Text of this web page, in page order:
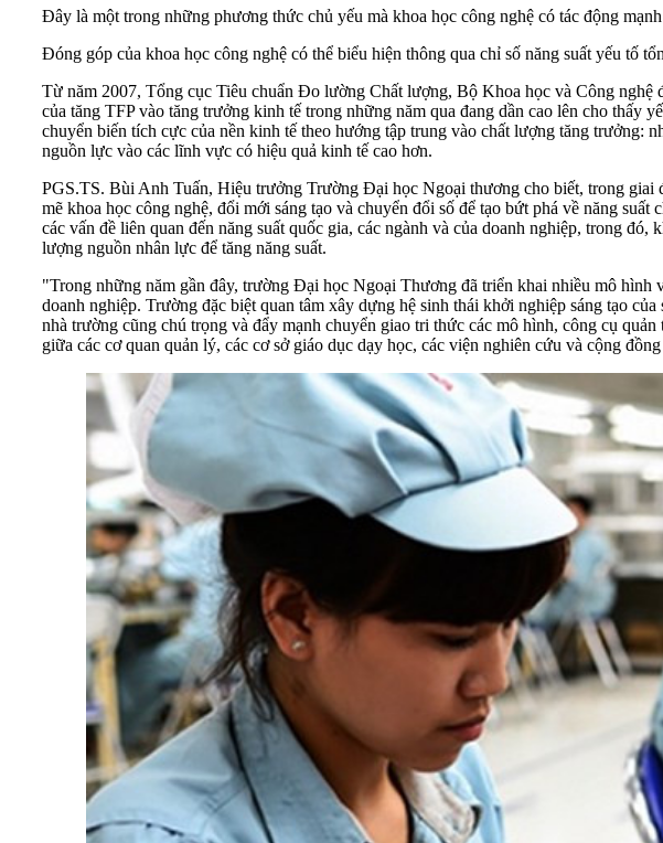
Đây là một trong những phương thức chủ yếu mà khoa học công nghệ có tác động
Đóng góp của khoa học công nghệ có thể biểu hiện thông qua chỉ số năng suất yếu tố
Từ năm 2007, Tổng cục Tiêu chuẩn Đo lường Chất lượng, Bộ Khoa học và Công
của tăng TFP vào tăng trưởng kinh tế trong những năm qua đang dần cao lên cho thấy
chuyển biến tích cực của nền kinh tế theo hướng tập trung vào chất lượng tăng trưởng:
nguồn lực vào các lĩnh vực có hiệu quả kinh tế cao hơn.
PGS.TS. Bùi Anh Tuấn, Hiệu trưởng Trường Đại học Ngoại thương cho biết, trong
mẽ khoa học công nghệ, đổi mới sáng tạo và chuyển đổi số để tạo bứt phá về năng
các vấn đề liên quan đến năng suất quốc gia, các ngành và của doanh nghiệp, trong
lượng nguồn nhân lực để tăng năng suất.
"Trong những năm gần đây, trường Đại học Ngoại Thương đã triển khai nhiều mô hình
doanh nghiệp. Trường đặc biệt quan tâm xây dựng hệ sinh thái khởi nghiệp sáng tạo
nhà trường cũng chú trọng và đẩy mạnh chuyển giao tri thức các mô hình, công cụ
giữa các cơ quan quản lý, các cơ sở giáo dục dạy học, các viện nghiên cứu và cộng